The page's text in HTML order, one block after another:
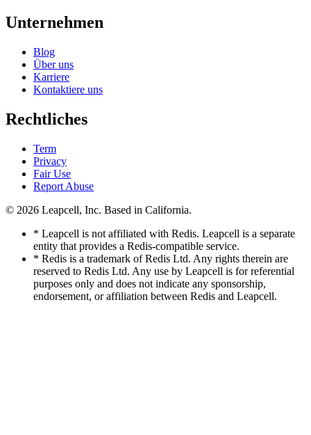
Unternehmen
Blog
Über uns
Karriere
Kontaktiere uns
Rechtliches
Term
Privacy
Fair Use
Report Abuse
© 2026 Leapcell, Inc. Based in California.
* Leapcell is not affiliated with Redis. Leapcell is a separate
entity that provides a Redis-compatible service.
* Redis is a trademark of Redis Ltd. Any rights therein are
reserved to Redis Ltd. Any use by Leapcell is for referential
purposes only and does not indicate any sponsorship,
endorsement, or affiliation between Redis and Leapcell.